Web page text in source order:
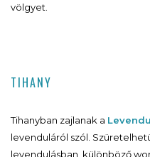
völgyet.
TIHANY
Tihanyban zajlanak a
levenduláról szól.
levendulásban, különböző